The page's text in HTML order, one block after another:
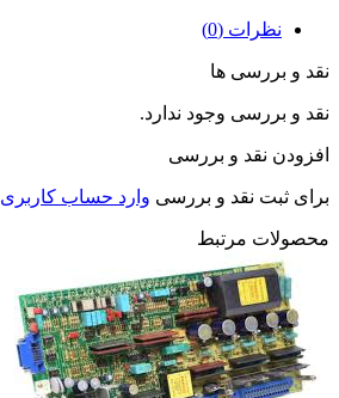
نظرات (0)
نقد و بررسی ها
نقد و بررسی وجود ندارد.
افزودن نقد و بررسی
برای ثبت نقد و بررسی وارد حساب کاربری
محصولات مرتبط